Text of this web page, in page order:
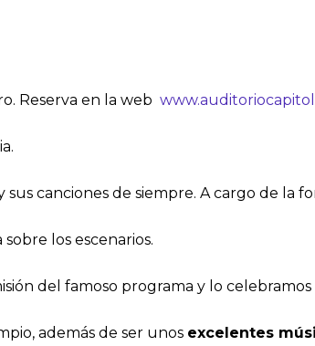
Reserva en la web
sus canciones de siempre. A cargo de la
los escenarios.
del famoso programa y lo celebramos
además de ser unos excelentes